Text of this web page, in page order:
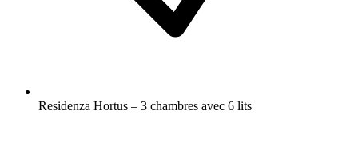
Residenza Hortus – 3 chambres avec 6 lits